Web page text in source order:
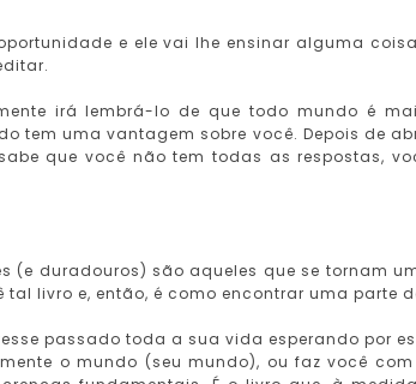
e ele vai lhe ensinar alguma
irá lembrá-lo de que todo mundo é
tem uma vantagem sobre você. Depois de
que você não tem todas as respostas,
(e duradouros) são aqueles que se tornam
tal livro e, então, é como encontrar uma parte
passado toda a sua vida esperando por
o mundo (seu mundo), ou faz você